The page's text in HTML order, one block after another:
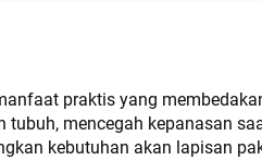
praktis yang
mencegah kepanasan
kebutuhan akan lapisan